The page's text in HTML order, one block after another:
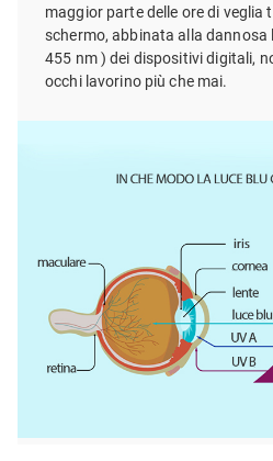
maggior parte delle ore di
schermo, abbinata alla dannosa
455 nm ) dei dispositivi digitali,
occhi lavorino più che mai.